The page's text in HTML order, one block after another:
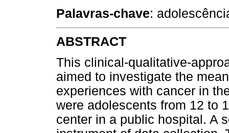
Palavras-chave:
ABSTRACT
This clinical-qualitative-
aimed to investigate the
experiences with cancer in
were adolescents from 12 to
center in a public hospital. A